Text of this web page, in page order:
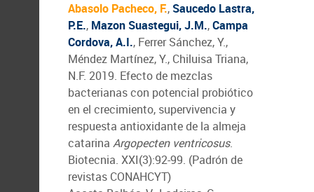
Abasolo Pacheco, F., Saucedo Lastra,
P.E., Mazon Suastegui, J.M.,Campa
Cordova, A.I., Ferrer Sánchez, Y.,
Méndez Martínez, Y., Chiluisa Triana,
N.F. 2019. Efecto de mezclas
bacterianas con potencial probiótico
en el crecimiento, supervivencia y
respuesta antioxidante de la almeja
catarina Argopecten ventricosus.
Biotecnia. XXI(3):92-99. (Padrón de
revistas CONAHCYT)